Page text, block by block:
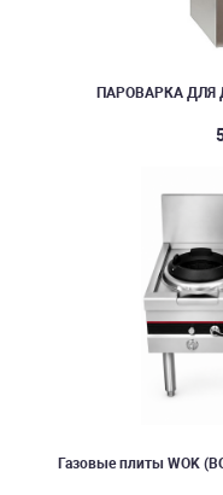
ПАРОВАРКА ДЛЯ
Газовые плиты WOK